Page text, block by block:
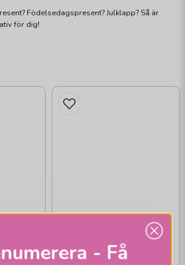
Födelsedagspresent? Julklapp? Så är
för dig!
- Få